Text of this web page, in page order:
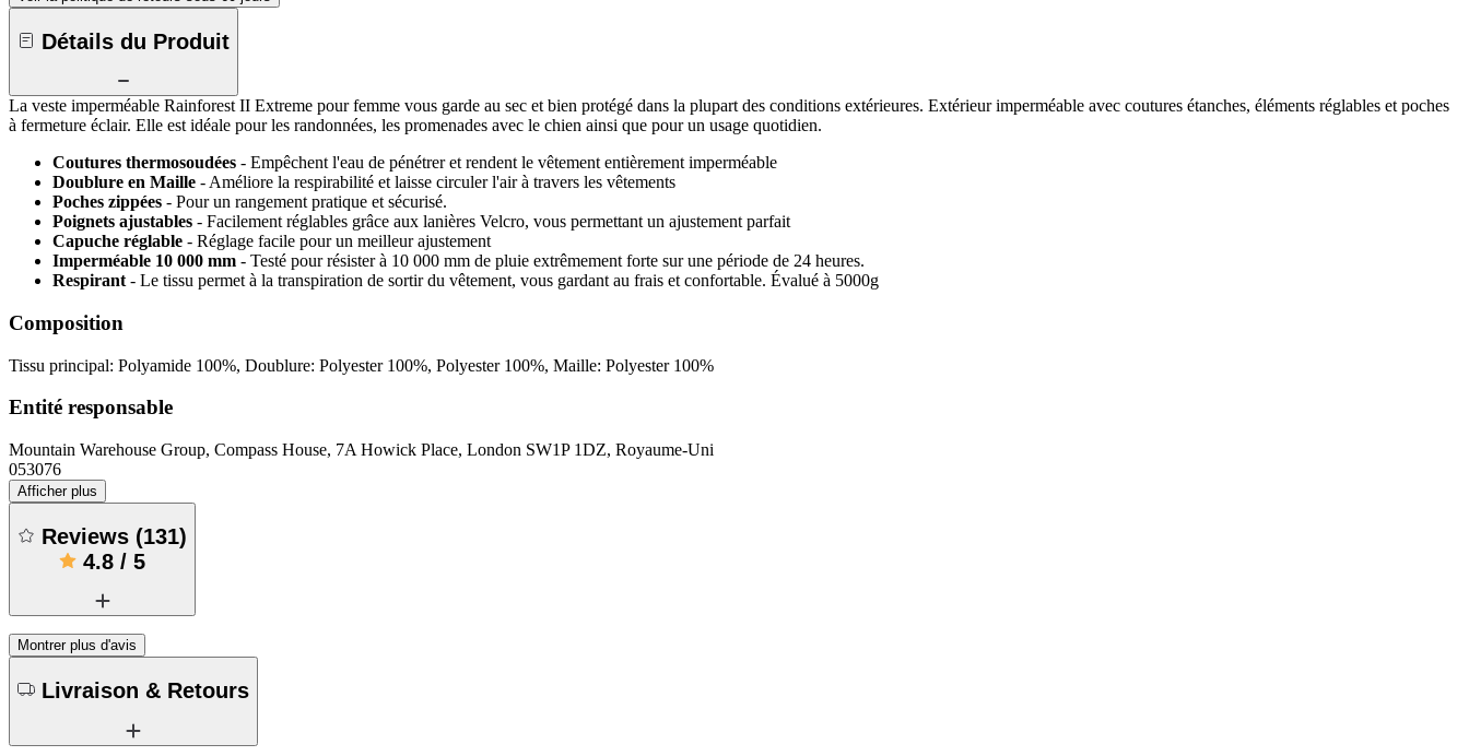
Détails du Produit
La veste imperméable Rainforest II Extreme pour femme vous garde au sec et bien protégé dans la plupart des conditions extérieures. Extérieur imperméable avec coutures étanches, éléments réglables et poches
à fermeture éclair. Elle est idéale pour les randonnées, les promenades avec le chien ainsi que pour un usage quotidien.
Coutures thermosoudées - Empêchent l'eau de pénétrer et rendent le vêtement entièrement imperméable
Doublure en Maille - Améliore la respirabilité et laisse circuler l'air à travers les vêtements
Poches zippées - Pour un rangement pratique et sécurisé.
Poignets ajustables - Facilement réglables grâce aux lanières Velcro, vous permettant un ajustement parfait
Capuche réglable - Réglage facile pour un meilleur ajustement
Imperméable 10 000 mm - Testé pour résister à 10 000 mm de pluie extrêmement forte sur une période de 24 heures.
Respirant - Le tissu permet à la transpiration de sortir du vêtement, vous gardant au frais et confortable. Évalué à 5000g
Composition
Tissu principal: Polyamide 100%, Doublure: Polyester 100%, Polyester 100%, Maille: Polyester 100%
Entité responsable
Mountain Warehouse Group, Compass House, 7A Howick Place, London SW1P 1DZ, Royaume-Uni
053076
Afficher plus
Reviews (131)
4.8 / 5
Montrer plus d'avis
Livraison & Retours